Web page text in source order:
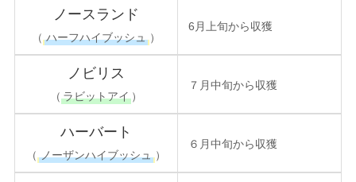
ノースランド
（ ハーフハイブッシュ ）
6月上旬から収獲
ノビリス
（ ラビットアイ）
７月中旬から収獲
ハーバート
（ ノーザンハイブッシュ ）
６月中旬から収獲